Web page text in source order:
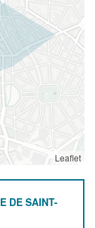
Leaflet
DE SAINT-